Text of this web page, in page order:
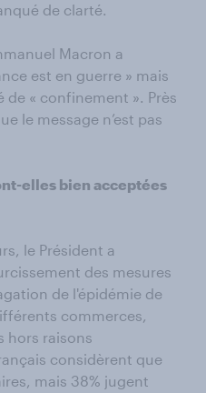
de clarté.
Macron a
est en guerre » mais
« confinement ». Près
le message n’est pas
elles bien acceptées
le Président a
des mesures
de l'épidémie de
commerces,
hors raisons
considèrent que
mais 38% jugent